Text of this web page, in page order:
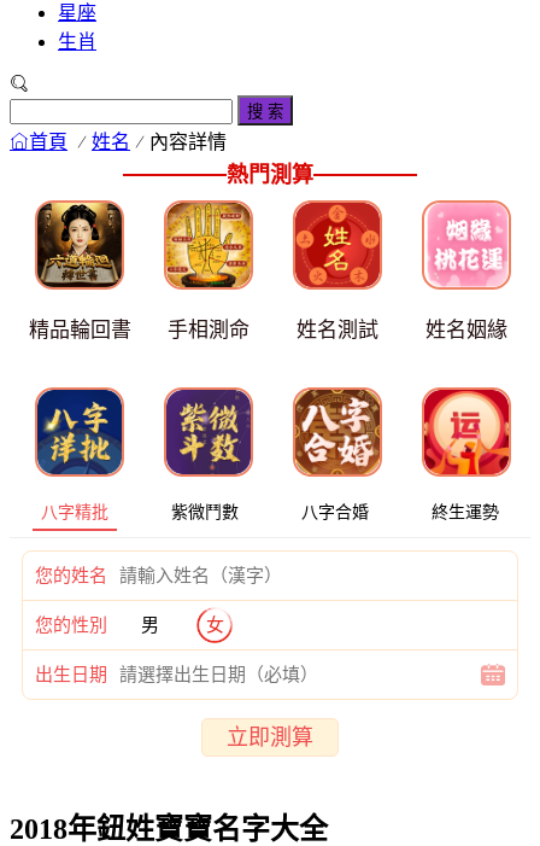
星座
生肖
搜 索
首頁 姓名 內容詳情
熱門測算
精品輪回書 手相測命 姓名測試 姓名姻緣
八字精批 紫微鬥數 八字合婚 終生運勢
您的姓名
您的性別 男 女
出生日期
立即測算
2018年鈕姓寶寶名字大全